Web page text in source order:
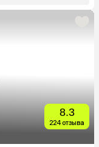
8.3
224 отзыва